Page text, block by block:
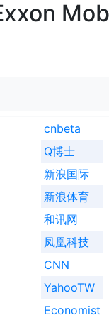
cnbeta
Q博士
新浪国际
新浪体育
和讯网
凤凰科技
CNN
YahooTW
Economist